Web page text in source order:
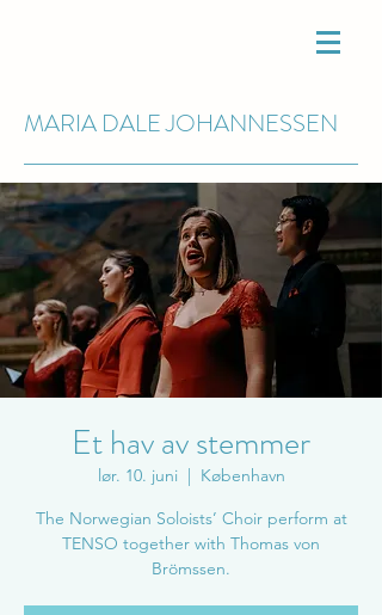
MARIA DALEJOHANNESSEN
Et hav av stemmer
lør. 10. juni
  |
København
The Norwegian Soloists’ Choir perform at
TENSO together with Thomas von
Brömssen.